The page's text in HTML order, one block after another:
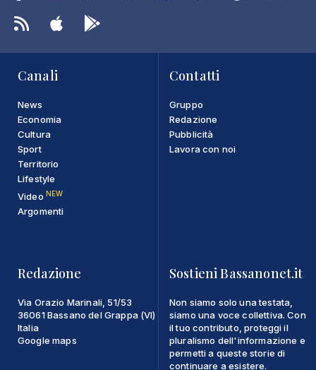
Canali
News
Economia
Cultura
Sport
Territorio
Lifestyle
Video NEW
Argomenti
Contatti
Gruppo
Redazione
Pubblicità
Lavora con noi
Redazione
Via Orazio Marinali, 51/53
36061 Bassano del Grappa (VI)
Italia
Google maps
Sostieni Bassanonet.it
Non siamo solo una testata,
siamo una voce collettiva. Con
il tuo contributo, proteggi il
pluralismo dell'informazione e
permetti a queste storie di
continuare a esistere.